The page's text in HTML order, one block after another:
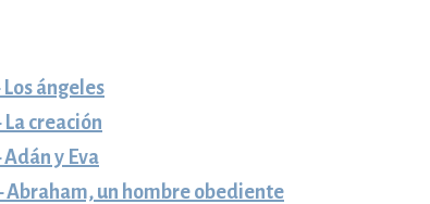
Los ángeles
La creación
Adán y Eva
Abraham, un hombre obediente